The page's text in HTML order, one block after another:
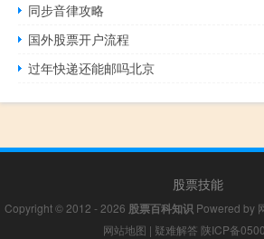
同步音律攻略
国外股票开户流程
过年快递还能邮吗北京
股票技能
Copyright © 2012 - 2026 股票百科知识Powered by
网站地图 | 疑难解答 陕ICP备